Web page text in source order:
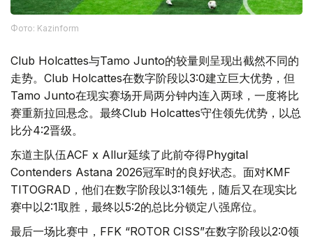
Фото: Kazinform
Club Holcattes与Tamo Junto的较量则呈现出截然不同的
走势。Club Holcattes在数字阶段以3:0建立巨大优势，但
Tamo Junto在现实赛场开局两分钟内连入两球，一度将比
赛重新拉回悬念。最终Club Holcattes守住领先优势，以总
比分4:2晋级。
东道主队伍ACF x Allur延续了此前夺得Phygital
Contenders Astana 2026冠军时的良好状态。面对KMF
TITOGRAD，他们在数字阶段以3:1领先，随后又在现实比
赛中以2:1取胜，最终以5:2的总比分锁定八强席位。
最后一场比赛中，FFK “ROTOR CISS”在数字阶段以2:0领